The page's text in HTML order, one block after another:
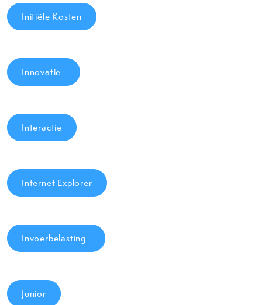
Initiële Kosten
Innovatie
Interactie
Internet Explorer
Invoerbelasting
Junior